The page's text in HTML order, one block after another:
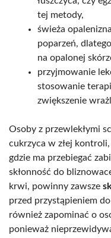
tej metody,
świeża
poparzeń,
na opalonej
przyjmowanie
stosowanie
zwiększenie
Osoby z przewlekłymi
cukrzyca w złej
gdzie ma przebiegać
skłonność do
krwi, powinny zawsze
przed przystąpieniem
również zapominać o
ponieważ